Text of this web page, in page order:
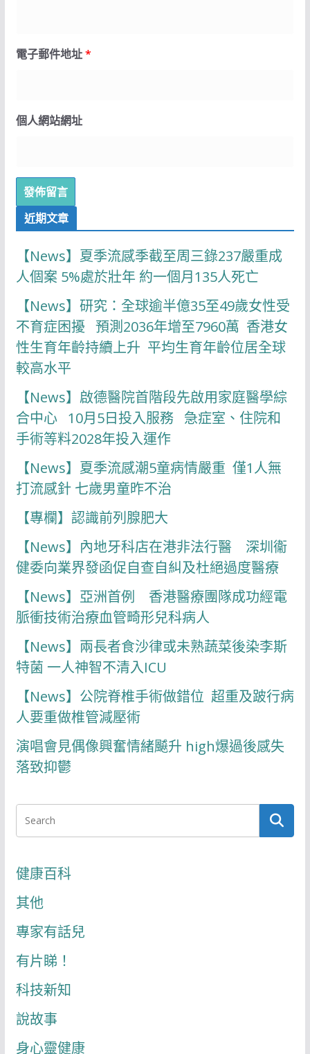
電子郵件地址*
個人網站網址
近期文章
【News】夏季流感季截至周三錄237嚴重成
人個案 5%處於壯年 約一個月135人死亡
【News】研究：全球逾半億35至49歲女性受
不育症困擾 預測2036年增至7960萬 香港女
性生育年齡持續上升 平均生育年齡位居全球
較高水平
【News】啟德醫院首階段先啟用家庭醫學綜
合中心 10月5日投入服務 急症室、住院和
手術等料2028年投入運作
【News】夏季流感潮5童病情嚴重 僅1人無
打流感針 七歲男童昨不治
【專欄】認識前列腺肥大
【News】內地牙科店在港非法行醫 深圳衞
健委向業界發函促自查自糾及杜絕過度醫療
【News】亞洲首例 香港醫療團隊成功經電
脈衝技術治療血管畸形兒科病人
【News】兩長者食沙律或未熟蔬菜後染李斯
特菌 一人神智不清入ICU
【News】公院脊椎手術做錯位 超重及跛行病
人要重做椎管減壓術
演唱會見偶像興奮情緒飇升 high爆過後感失
落致抑鬱
健康百科
其他
專家有話兒
有片睇！
科技新知
說故事
身心靈健康